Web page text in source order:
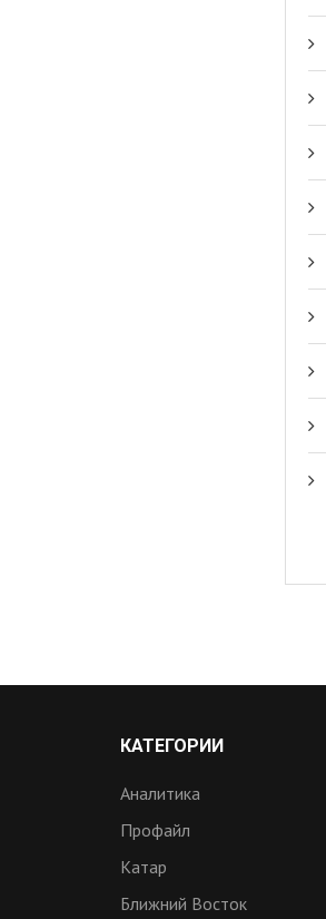
КАТЕГОРИИ
Аналитика
Профайл
Катар
Ближний Восток